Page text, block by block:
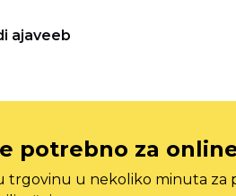
ajaveeb
potrebno za
trgovinu u nekoliko minuta za